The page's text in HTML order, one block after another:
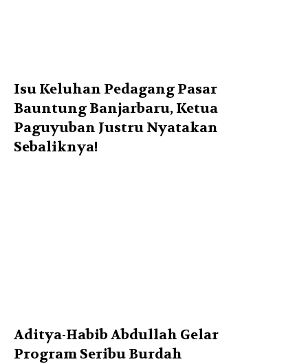
Isu Keluhan Pedagang Pasar
Bauntung Banjarbaru, Ketua
Paguyuban Justru Nyatakan
Sebaliknya!
Aditya-Habib Abdullah Gelar
Program Seribu Burdah